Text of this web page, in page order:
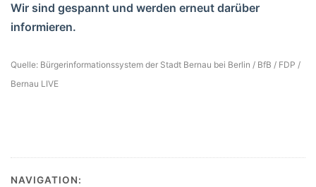
Wir sind gespannt und werden erneut darüber
informieren.
Quelle: Bürgerinformationssystem der Stadt Bernau bei Berlin / BfB / FDP /
Bernau LIVE
NAVIGATION: